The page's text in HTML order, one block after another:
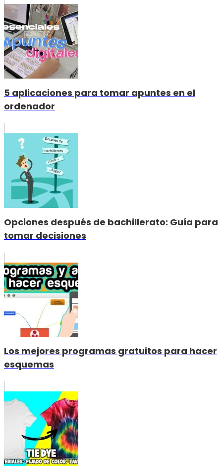
5 aplicaciones para tomar apuntes en el
ordenador
Opciones después de bachillerato: Guía para
tomar decisiones
Los mejores programas gratuitos para hacer
esquemas